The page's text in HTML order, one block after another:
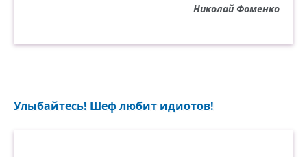
Николай Фоменко
Улыбайтесь! Шеф любит идиотов!